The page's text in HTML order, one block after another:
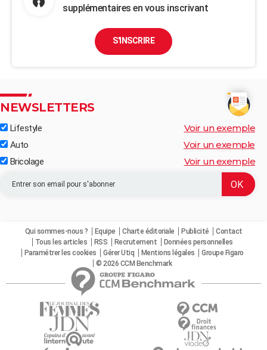
supplémentaires en vous inscrivant
S'INSCRIRE
NEWSLETTERS
Lifestyle Voir un exemple
Auto Voir un exemple
Bricolage Voir un exemple
Qui sommes-nous ? Equipe Charte éditoriale Publicité
Contact
Tous les articles
RSS Recrutement
Données personnelles
Paramétrer les cookies
Gérer Utiq Mentions légales
Groupe Figaro
© 2026 CCM Benchmark